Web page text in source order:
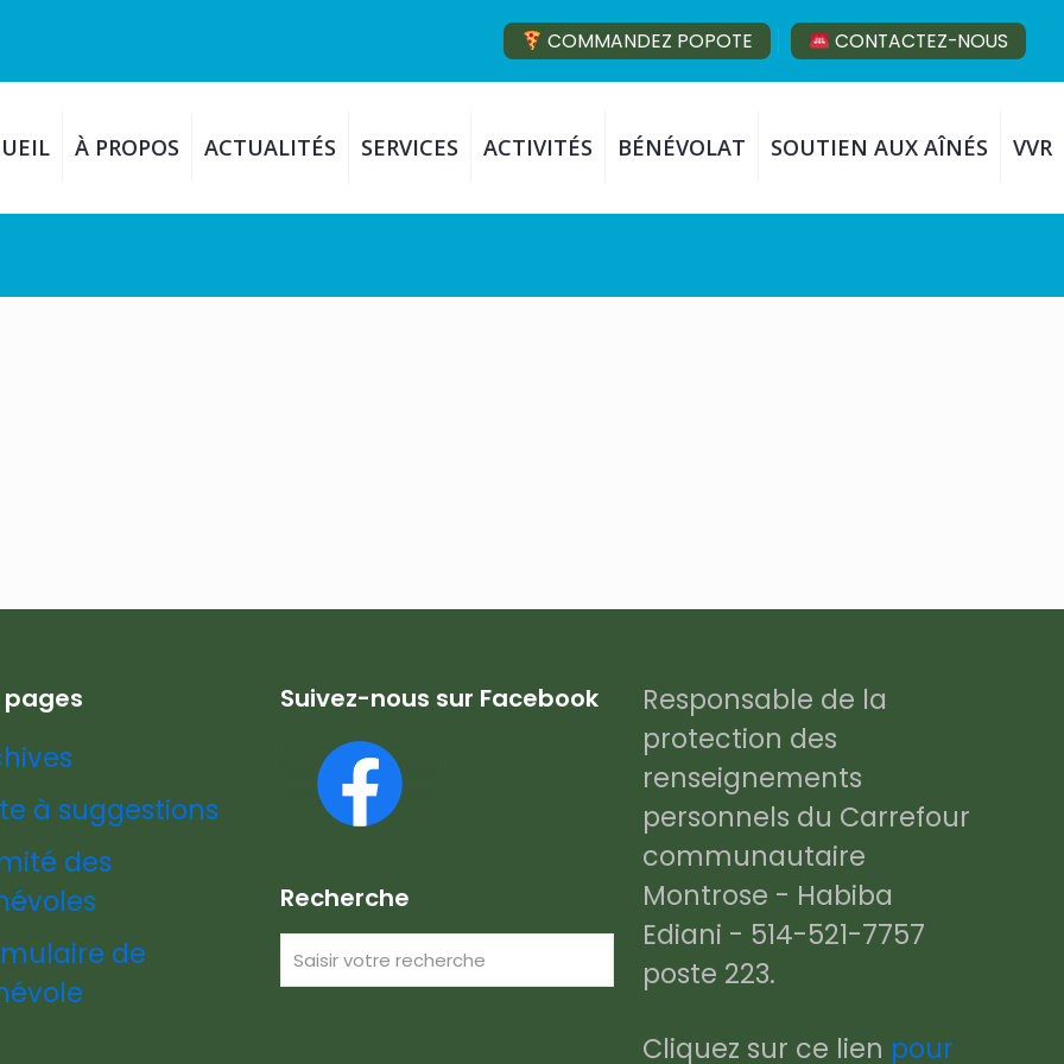
COMMANDEZ POPOTE CONTACTEZ-NOUS
À PROPOS ACTUALITÉS SERVICES ACTIVITÉS BÉNÉVOLAT SOUTIEN AUX AÎNÉS VVR
à suggestions
des
de
Suivez-nous sur Facebook
Recherche
Responsable de la
protection des
renseignements
personnels du Carrefour
communautaire
Montrose - Habiba
Ediani - 514-521-7757
poste 223.
Cliquez sur ce lien pour